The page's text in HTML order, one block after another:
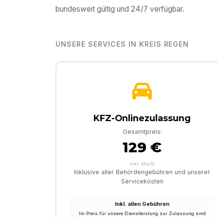
bundesweit gültig und 24/7 verfügbar.
UNSERE SERVICES IN KREIS REGEN
KFZ-Onlinezulassung
Gesamtpreis:
129 €
inkl. MwSt.
Inklusive aller Behördengebühren und unserer
Servicekosten
Inkl. allen Gebühren
Im Preis für unsere Dienstleistung zur Zulassung sind